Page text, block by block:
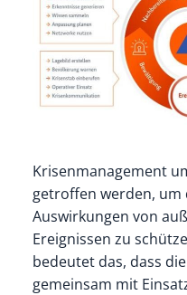
Krisenmanagement
getroffen werden, um
Auswirkungen von
Ereignissen zu
bedeutet das, dass
gemeinsam mit